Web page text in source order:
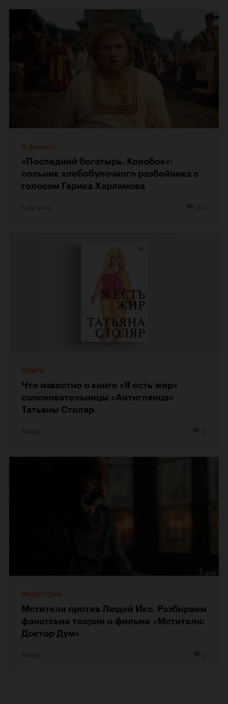
В фокусе
«Последний богатырь. Колобок»:
сольник хлебобулочного разбойника с
голосом Гарика Харламова
Книги
Что известно о книге «Я есть жир»
соосновательницы «Антиглянца»
Татьяны Столяр
Индустрия
Мстители против Людей Икс. Разбираем
фанатские теории о фильме «Мстители:
Доктор Дум»